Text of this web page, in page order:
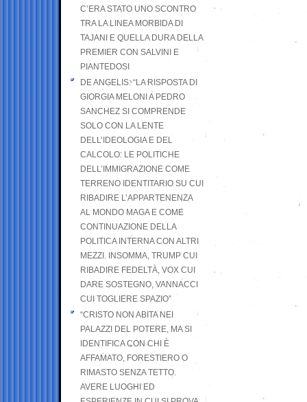
C’ERA STATO UNO SCONTRO
TRA LA LINEA MORBIDA DI
TAJANI E QUELLA DURA DELLA
PREMIER CON SALVINI E
PIANTEDOSI
DE ANGELIS: “LA RISPOSTA DI
GIORGIA MELONI A PEDRO
SANCHEZ SI COMPRENDE
SOLO CON LA LENTE
DELL’IDEOLOGIA E DEL
CALCOLO: LE POLITICHE
DELL’IMMIGRAZIONE COME
TERRENO IDENTITARIO SU CUI
RIBADIRE L’APPARTENENZA
AL MONDO MAGA E COME
CONTINUAZIONE DELLA
POLITICA INTERNA CON ALTRI
MEZZI. INSOMMA, TRUMP CUI
RIBADIRE FEDELTÀ, VOX CUI
DARE SOSTEGNO, VANNACCI
CUI TOGLIERE SPAZIO”
“CRISTO NON ABITA NEI
PALAZZI DEL POTERE, MA SI
IDENTIFICA CON CHI È
AFFAMATO, FORESTIERO O
RIMASTO SENZA TETTO.
AVERE LUOGHI ED